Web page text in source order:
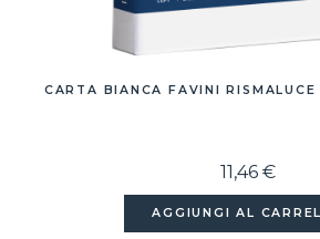
CARTA BIANCA FAVINI
11,46 €
AGGIUNGI AL